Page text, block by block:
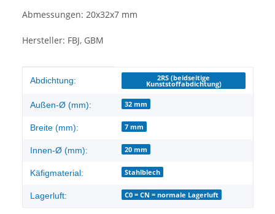
Abmessungen: 20x32x7 mm
Hersteller: FBJ, GBM
Produkteigenschaft
Wert
Abdichtung: 2RS (beidseitige
Kunststoffabdichtung)
Außen-Ø (mm): 32 mm
Breite (mm): 7 mm
Innen-Ø (mm): 20 mm
Käfigmaterial: Stahlblech
Lagerluft: C0 = CN = normale Lagerluft